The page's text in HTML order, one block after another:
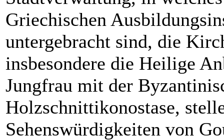
Griechischen
untergebracht sind, die
insbesondere die Heilige
Jungfrau mit der
Holzschnittikonostase,
Sehenswürdigkeiten von